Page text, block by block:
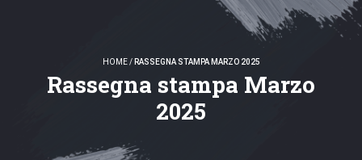
HOME/ RASSEGNA STAMPA MARZO 2025
Rassegna stampa Marzo
2025